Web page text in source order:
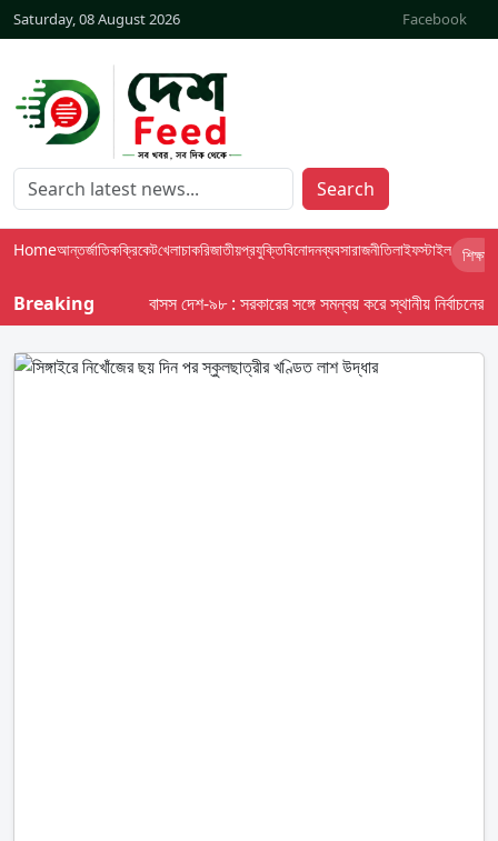
Saturday, 08 August 2026 Facebook
Search
Homeআন্তর্জাতিকক্রিকেটখেলাচাকরিজাতীয়প্রযুক্তিবিনোদনব্যবসারাজনীতিলাইফস্টাইল শিক্ষা
Breaking বাসস দেশ-৯৮ : সরকারের সঙ্গে সমন্বয় করে স্থানীয় নির্বাচনের